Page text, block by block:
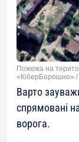
Пожежа на
«КіберБорошно»
Варто
спрямовані
ворога.